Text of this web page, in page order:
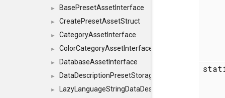
► BasePresetAssetInterface
► CreatePresetAssetStruct
► CategoryAssetInterface
► ColorCategoryAssetInterface
► DatabaseAssetInterface
► DataDescriptionPresetStorageInterface
►